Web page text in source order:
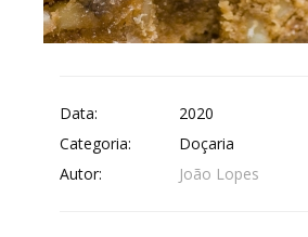
Data:
2020
Categoria:
Doçaria
Autor:
João Lopes